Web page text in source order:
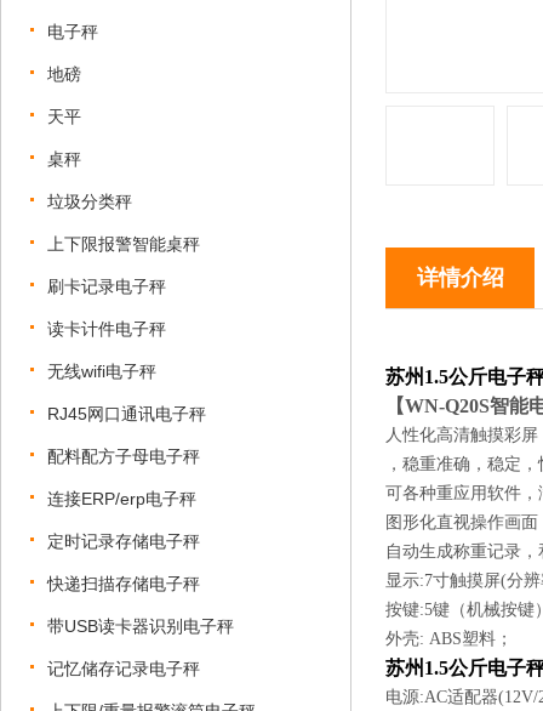
电子秤
地磅
天平
桌秤
垃圾分类秤
上下限报警智能桌秤
刷卡记录电子秤
读卡计件电子秤
无线wifi电子秤
RJ45网口通讯电子秤
配料配方子母电子秤
连接ERP/erp电子秤
定时记录存储电子秤
快递扫描存储电子秤
带USB读卡器识别电子秤
记忆储存记录电子秤
详情介绍
苏州1.5公斤电子
【WN-Q20S智能
人性化高清触摸彩
，稳重准确，稳定
可各种重应用软件
图形化直视操作画
自动生成称重记录
显示:7寸触摸屏(分
按键:5键（机械按键
外壳: ABS塑料；
苏州1.5公斤电子
电源:AC适配器